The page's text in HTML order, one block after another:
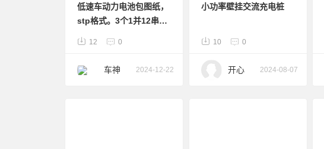
低速车动力电池包图纸，
stp格式。3个1并12串模
DC06，上盖与箱体共一
12 0
车神 2024-12-22
小功率壁挂交流充电桩
10 0
开心 2024-08-07